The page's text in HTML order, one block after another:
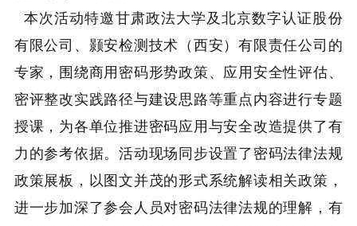
本次活动特邀甘肃政法大学及北京数字认证股份
有限公司、颢安检测技术（西安）有限责任公司的
专家，围绕商用密码形势政策、应用安全性评估、
密评整改实践路径与建设思路等重点内容进行专题
授课，为各单位推进密码应用与安全改造提供了有
力的参考依据。活动现场同步设置了密码法律法规
政策展板，以图文并茂的形式系统解读相关政策，
进一步加深了参会人员对密码法律法规的理解，有